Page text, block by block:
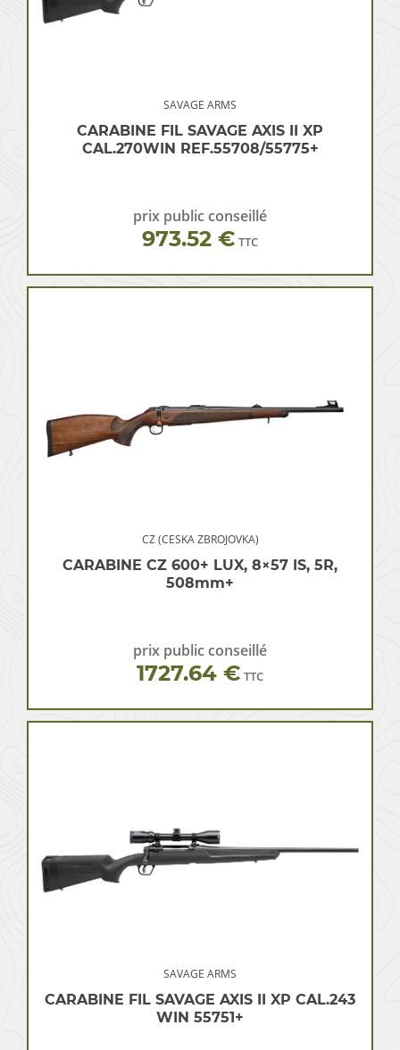
SAVAGE ARMS
CARABINE FIL SAVAGE AXIS II XP
CAL.270WIN REF.55708/55775+
prix public conseillé
973.52 € TTC
CZ (CESKA ZBROJOVKA)
CARABINE CZ 600+ LUX, 8×57 IS, 5R,
508mm+
prix public conseillé
1727.64 € TTC
SAVAGE ARMS
CARABINE FIL SAVAGE AXIS II XP CAL.243
WIN 55751+